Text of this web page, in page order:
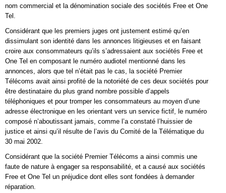
nom commercial et la dénomination sociale des sociétés Free et One
Tel.
Considérant que les premiers juges ont justement estimé qu’en
dissimulant son identité dans les annonces litigieuses et en faisant
croire aux consommateurs qu’ils s’adressaient aux sociétés Free et
One Tel en composant le numéro audiotel mentionné dans les
annonces, alors que tel n’était pas le cas, la société Premier
Télécoms avait ainsi profité de la notoriété de ces deux sociétés pour
être destinataire du plus grand nombre possible d’appels
téléphoniques et pour tromper les consommateurs au moyen d’une
adresse électronique en les orientant vers un service fictif, le numéro
composé n’aboutissant jamais, comme l’a constaté l’huissier de
justice et ainsi qu’il résulte de l’avis du Comité de la Télématique du
30 mai 2002.
Considérant que la société Premier Télécoms a ainsi commis une
faute de nature à engager sa responsabilité, et a causé aux sociétés
Free et One Tel un préjudice dont elles sont fondées à demander
réparation.